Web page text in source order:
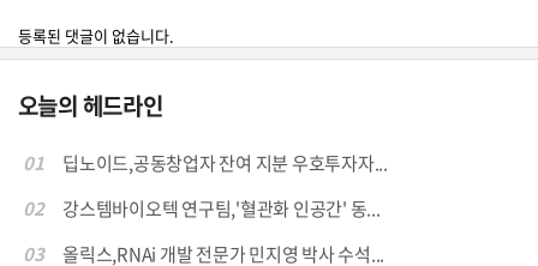
등록된 댓글이 없습니다.
오늘의 헤드라인
01
딥노이드,공동창업자 잔여 지분 우호투자자...
02
강스템바이오텍 연구팀,'혈관화 인공간' 동...
03
올릭스,RNAi 개발 전문가 민지영 박사 수석...